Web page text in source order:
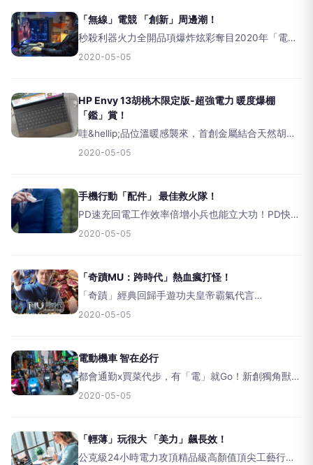
「無線」電競 「創新」周邊潮！
秒殺利器火力全開品項爆炸炫彩奪目2020年「電競
周邊」各路大軍戰力全開，品項紅不讓！操作手感
「無線」幸福
2020-05-05
HP Envy 13胡桃木限定版-超強電力 暖度爆棚
「鑑」賞！
哇&hellip;品位溫暖感襲來，首創金屬結合天然胡桃
木材質工藝，行動輕薄1.27公斤體態下，帶來最高
2020-05-05
手機行動「配件」 最佳救火隊！
PD速充回電工作效率倍增小兵也能立大功！PD快充
技術充電器，讓你手機迅速活跳跳；還有創新討喜
2020-05-05
「奇蹟MU：跨時代」熱血瘋打怪！
「奇蹟」經典回歸手遊功夫皇帝霸氣代言
&nbsp;&nbsp;「奇蹟MU」老遊戲迷樂翻！當年伴隨
回歸！&n
2020-05-05
電動機車 智在必行
都會通勤x買菜代步，有「電」就Go！新創獨角獸
Gogoro與後發制人宏佳騰雙強助攻，跳脫兩輪框
2020-05-05
「輕薄」玩很大 「美力」飆長效！
公克級24小時電力攻頂精品級高顏值頂尖工藝行動